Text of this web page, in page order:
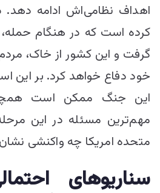
اهداف نظامی‌اش ادامه دهد.
کرده است که در هنگام حمله،
گرفت و این کشور از خاک،
خود دفاع خواهد کرد. بر این
این جنگ ممکن است
مهم‌ترین مسئله در این
متحده امریکا چه واکنشی
سناریوهای